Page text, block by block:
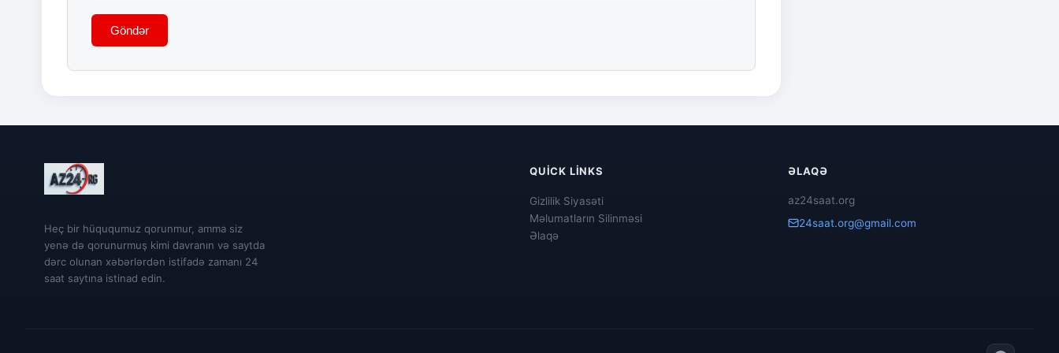
Göndər
Heç bir hüququmuz qorunmur, amma siz
yenə də qorunurmuş kimi davranın və saytda
dərc olunan xəbərlərdən istifadə zamanı 24
saat saytına istinad edin.
QUICK LINKS
Gizlilik Siyasəti
Məlumatların Silinməsi
Əlaqə
ƏLAQƏ
az24saat.org
24saat.org@gmail.com